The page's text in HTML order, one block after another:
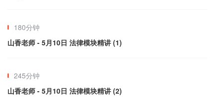
180分钟
山香老师 - 5月10日 法律模块精讲 (1)
245分钟
山香老师 - 5月10日 法律模块精讲 (2)